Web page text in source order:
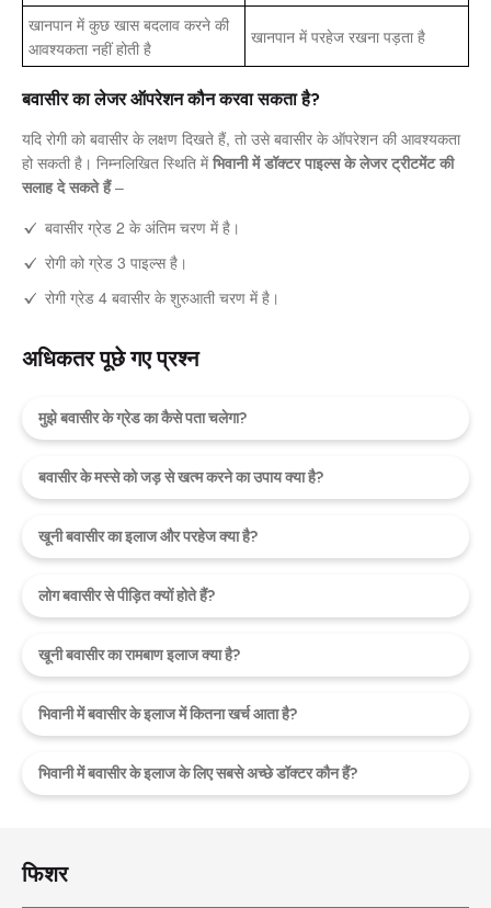
खानपान में कुछ खास बदलाव करने की
आवश्यकता नहीं होती है
खानपान में परहेज रखना पड़ता है
बवासीर का लेजर ऑपरेशन कौन करवा सकता है?
यदि रोगी को बवासीर के लक्षण दिखते हैं, तो उसे बवासीर के ऑपरेशन की आवश्यकता
हो सकती है। निम्नलिखित स्थिति मेंभिवानी में डॉक्टर पाइल्स के लेजर ट्रीटमेंट की
सलाह दे सकते हैं–
बवासीर ग्रेड 2 के अंतिम चरण में है।
रोगी को ग्रेड 3 पाइल्स है।
रोगी ग्रेड 4 बवासीर के शुरुआती चरण में है।
अधिकतर पूछे गए प्रश्न
मुझे बवासीर के ग्रेड का कैसे पता चलेगा?
बवासीर के मस्से को जड़ से खत्म करने का उपाय क्या है?
खूनी बवासीर का इलाज और परहेज क्या है?
लोग बवासीर से पीड़ित क्यों होते हैं?
खूनी बवासीर का रामबाण इलाज क्या है?
भिवानी में बवासीर के इलाज में कितना खर्च आता है?
भिवानी में बवासीर के इलाज के लिए सबसे अच्छे डॉक्टर कौन हैं?
फिशर